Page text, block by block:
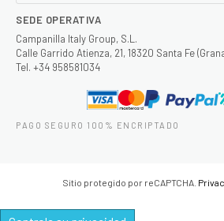
SEDE OPERATIVA
Campanilla Italy Group, S.L.
Calle Garrido Atienza, 21, 18320 Santa Fe
Tel. +34 958581034
PAGO SEGURO 100% ENCRIPTADO
Sitio protegido por reCAPTCHA.